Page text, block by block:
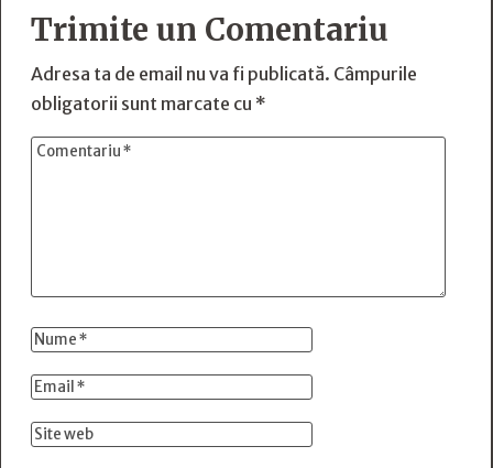
Trimite un Comentariu
Adresa ta de email nu va fi publicată. Câmpurile
obligatorii sunt marcate cu *